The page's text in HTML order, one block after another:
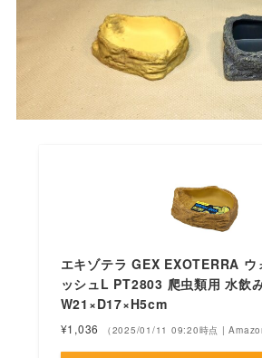
エキゾテラ GEX EXOTERRA ウ
ッシュL PT2803 爬虫類用 水飲
W21×D17×H5cm
¥1,036 （2025/01/11 09:20時点 |